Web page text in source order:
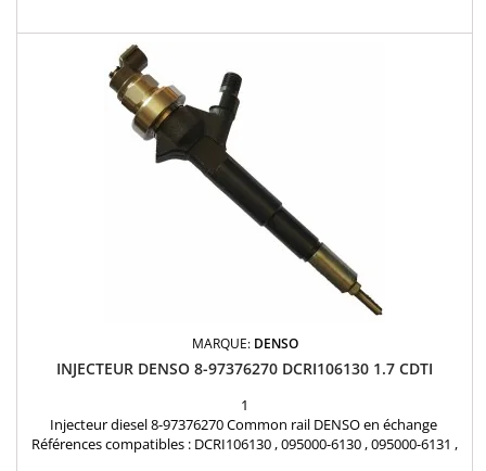
MARQUE: DENSO
INJECTEUR DENSO 8-97376270 DCRI106130 1.7 CDTI
1
Injecteur diesel 8-97376270 Common rail DENSO en échange
Références compatibles : DCRI106130 , 095000-6130 , 095000-6131 ,